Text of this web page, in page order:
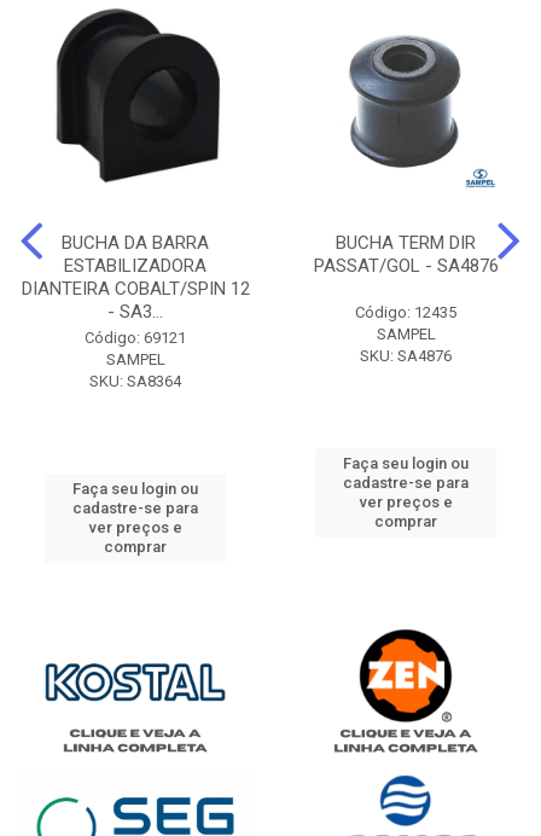
BUCHA DA BARRA
ESTABILIZADORA
DIANTEIRA COBALT/SPIN 12
- SA3...
Código: 69121
SAMPEL
SKU: SA8364
Faça seu login ou
cadastre-se para
ver preços e
comprar
BUCHA TERM DIR
PASSAT/GOL - SA4876
Código: 12435
SAMPEL
SKU: SA4876
Faça seu login ou
cadastre-se para
ver preços e
comprar